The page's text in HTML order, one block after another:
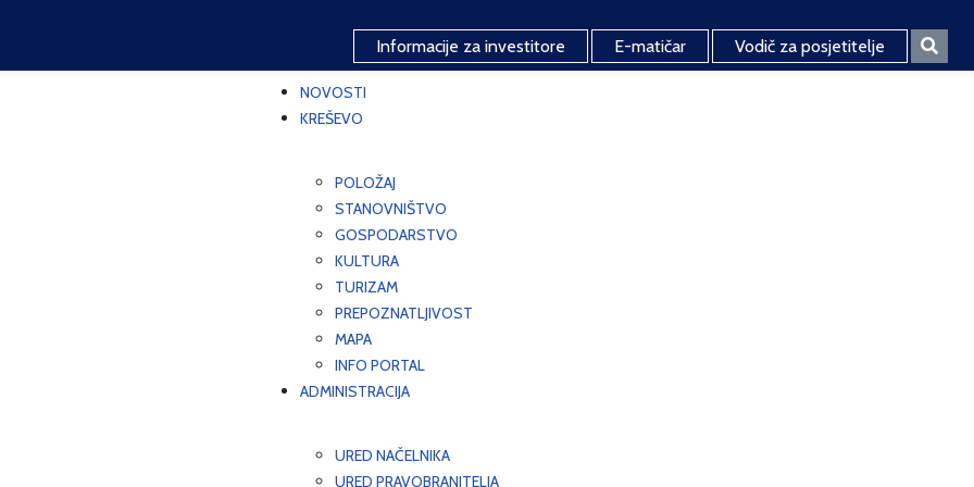
Informacije za investitore E-matičar Vodič za posjetitelje
NOVOSTI
KREŠEVO
POLOŽAJ
STANOVNIŠTVO
GOSPODARSTVO
KULTURA
TURIZAM
PREPOZNATLJIVOST
MAPA
INFO PORTAL
ADMINISTRACIJA
URED NAČELNIKA
URED PRAVOBRANITELJA